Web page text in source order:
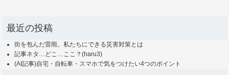
最近の投稿
街を包んだ雷雨。私たちにできる災害対策とは
記事ネタ…どこ…ここ？(haru3)
(AI記事)自宅・自転車・スマホで気をつけたい4つのポイント